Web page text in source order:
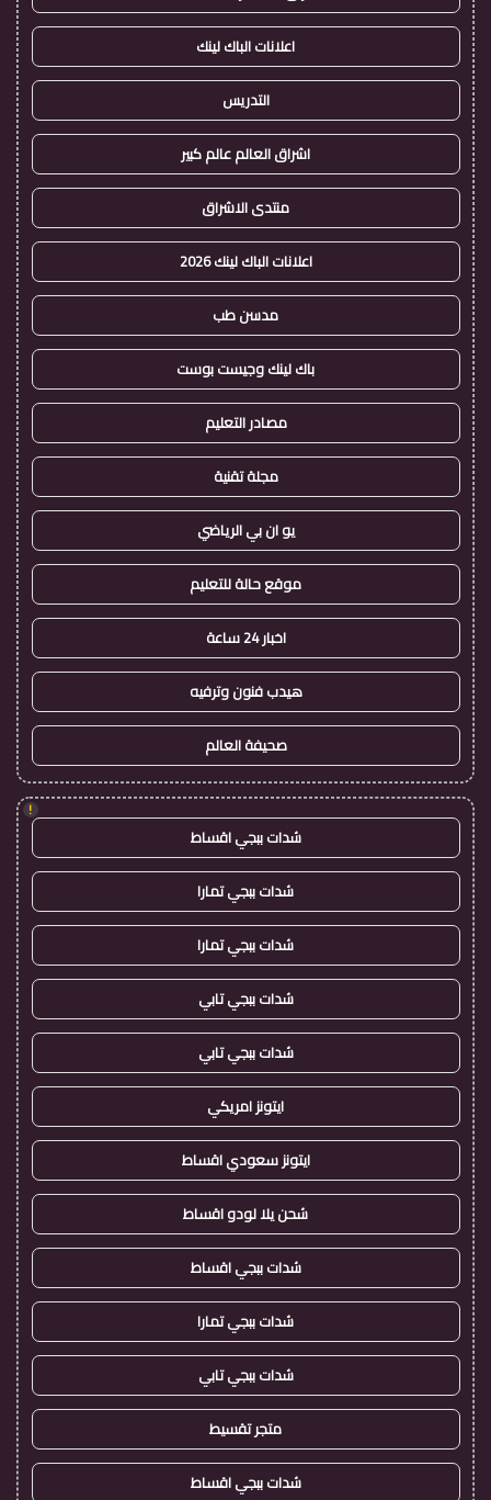
اعلانات الباك لينك
التدريس
اشراق العالم عالم كبير
منتدى الاشراق
اعلانات الباك لينك 2026
مدسن طب
باك لينك وجيست بوست
مصادر التعليم
مجلة تقنية
يو ان بي الرياضي
موقع حالة للتعليم
اخبار 24 ساعة
هيدب فنون وترفيه
صحيفة العالم
!
شدات ببجي اقساط
شدات ببجي تمارا
شدات ببجي تمارا
شدات ببجي تابي
شدات ببجي تابي
ايتونز امريكي
ايتونز سعودي اقساط
شحن يلا لودو اقساط
شدات ببجي اقساط
شدات ببجي تمارا
شدات ببجي تابي
متجر تقسيط
شدات ببجي اقساط